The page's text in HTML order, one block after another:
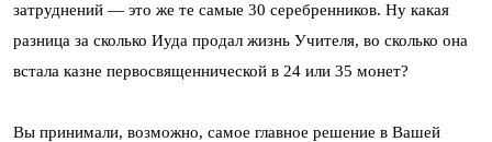
затруднений — это же те самые 30 серебренников. Ну какая
разница за сколько Иуда продал жизнь Учителя, во сколько она
встала казне первосвященнической в 24 или 35 монет?
Вы принимали, возможно, самое главное решение в Вашей